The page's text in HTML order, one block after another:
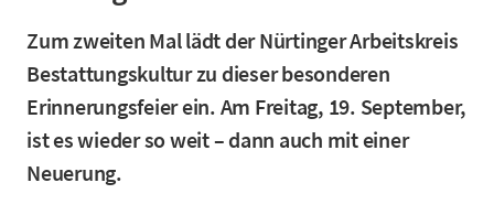
Zum zweiten Mal lädt der Nürtinger Arbeitskreis
Bestattungskultur zu dieser besonderen
Erinnerungsfeier ein. Am Freitag, 19. September,
ist es wieder so weit – dann auch mit einer
Neuerung.